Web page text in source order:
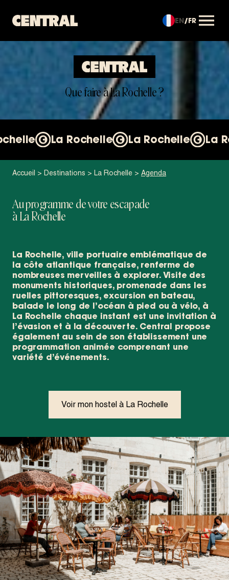
EN FR
Que faire à La Rochelle ?
La Rochelle La Rochelle La
Accueil > Destinations > La Rochelle > Agenda
Au programme de votre escapade
à La Rochelle
La Rochelle, ville portuaire emblématique de
la côte atlantique française, renferme de
nombreuses merveilles à explorer. Visite des
monuments historiques, promenade dans les
ruelles pittoresques, excursion en bateau,
balade le long de l’océan à pied ou à vélo, à
La Rochelle chaque instant est une invitation à
l’évasion et à la découverte. Central propose
également au sein de son établissement une
programmation animée comprenant une
variété d’événements.
Voir mon hostel à La Rochelle